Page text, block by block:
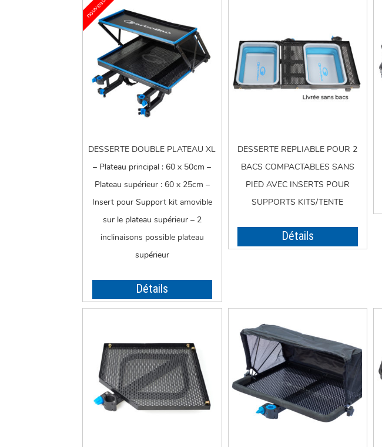
DESSERTE DOUBLE PLATEAU XL
– Plateau principal : 60 x 50cm –
Plateau supérieur : 60 x 25cm –
Insert pour Support kit amovible
sur le plateau supérieur – 2
inclinaisons possible plateau
supérieur
Détails
DESSERTE REPLIABLE POUR 2
BACS COMPACTABLES SANS
PIED AVEC INSERTS POUR
SUPPORTS KITS/TENTE
Détails